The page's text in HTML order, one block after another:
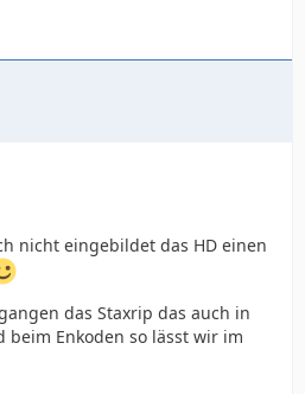
nicht eingebildet das HD einen
das Staxrip das auch in
beim Enkoden so lässt wir im